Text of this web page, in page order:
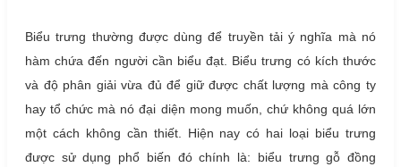
Biểu trưng thường được dùng để truyền tải ý nghĩa mà nó
hàm chứa đến người cần biểu đạt. Biểu trưng có kích thước
và độ phân giải vừa đủ để giữ được chất lượng mà công ty
hay tổ chức mà nó đại diện mong muốn, chứ không quá lớn
một cách không cần thiết. Hiện nay có hai loại biểu trưng
được sử dụng phổ biến đó chính là: biểu trưng gỗ đồng